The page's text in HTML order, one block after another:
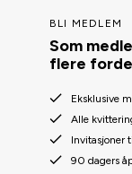
BLI MEDLEM
Som
flere
Eksklusive
Alle
Invitasjoner
90 dagers